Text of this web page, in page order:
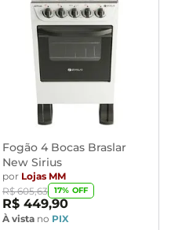
no momento da
normalmente
e/ou corredores,
ou imprevistos
Fogão 4 Bocas Braslar
New Sirius
por Lojas MM
R$ 605,63 17% OFF
R$ 449,90
À vista no PIX